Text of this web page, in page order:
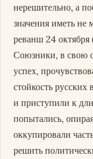
нерешительно, а
значения иметь не
реванш 24
Союзники, в свою
успех,
стойкость
и приступили к
попытались,
оккупировали
решить